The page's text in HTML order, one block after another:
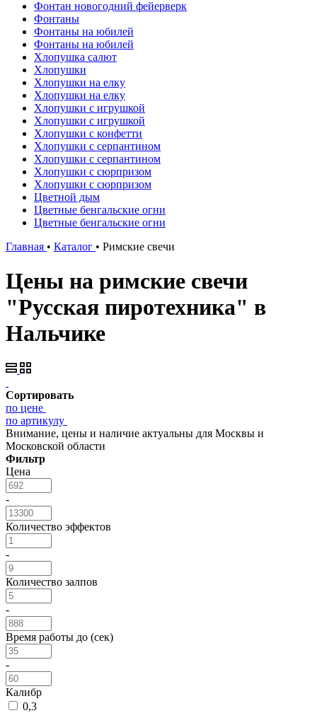
Фонтан новогодний фейерверк
Фонтаны
Фонтаны на юбилей
Фонтаны на юбилей
Хлопушка салют
Хлопушки
Хлопушки на елку
Хлопушки на елку
Хлопушки с игрушкой
Хлопушки с игрушкой
Хлопушки с конфетти
Хлопушки с серпантином
Хлопушки с серпантином
Хлопушки с сюрпризом
Хлопушки с сюрпризом
Цветной дым
Цветные бенгальские огни
Цветные бенгальские огни
Главная • Каталог • Римские свечи
Цены на римские свечи
"Русская пиротехника" в
Нальчике
Сортировать
по цене
по артикулу
Внимание, цены и наличие актуальны для Москвы и
Московской области
Фильтр
Цена
-
Количество эффектов
-
Количество залпов
-
Время работы до (сек)
-
Калибр
0,3